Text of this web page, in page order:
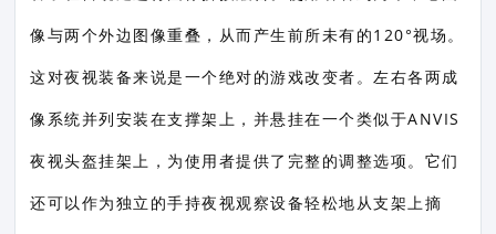
像与两个外边图像重叠，从而产生前所未有的120°视场。
这对夜视装备来说是一个绝对的游戏改变者。左右各两成
像系统并列安装在支撑架上，并悬挂在一个类似于ANVIS
夜视头盔挂架上，为使用者提供了完整的调整选项。它们
还可以作为独立的手持夜视观察设备轻松地从支架上摘